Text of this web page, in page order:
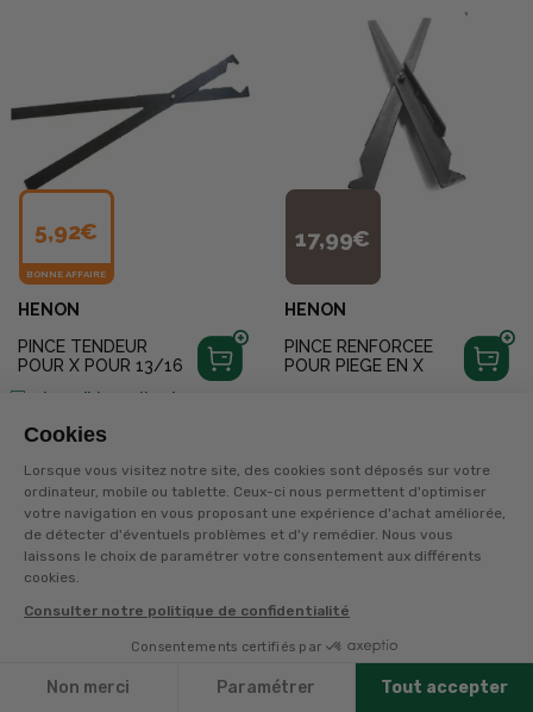
Cookies
Lorsque vous visitez notre site, des cookies sont déposés sur votre
ordinateur, mobile ou tablette. Ceux-ci nous permettent d'optimiser
votre navigation en vous proposant une expérience d'achat améliorée,
de détecter d'éventuels problèmes et d'y remédier. Nous vous
laissons le choix de paramétrer votre consentement aux différents
cookies.
Consulter notre politique de confidentialité
Consentements certifiés par
Non merci Paramétrer Tout accepter
Filtres
5,92€
BONNE AFFAIRE
HENON
PINCE TENDEUR
POUR X POUR 13/16
Disponible en livraison
17,99€
HENON
PINCE RENFORCEE
POUR PIEGE EN X
1 2 ... 8
Que vous soyez chasseur ou non, Terres & Eaux propose
une gamme complète pour aménager vos territoires :
pièges contre nuisibles (taupes, rongeurs), caméras et
pièges photographiques HD, panneaux de signalisation,